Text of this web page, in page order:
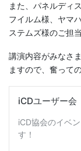
また、パネルディ
フイルム様、ヤマ
ステムズ様のご担
講演内容がみなさ
ますので、奮って